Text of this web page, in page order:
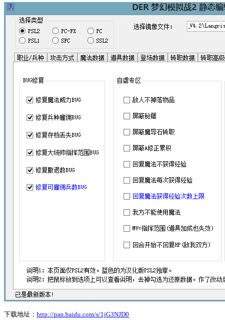
下载地址： http://pan.baidu.com/s/1jG3NJD0